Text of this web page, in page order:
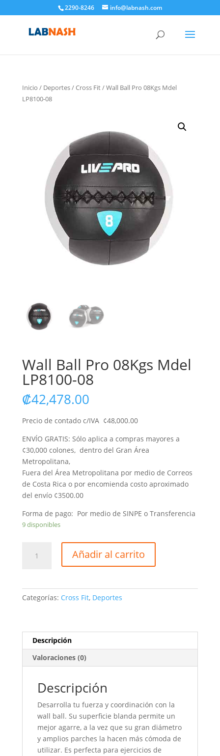
2290-8246 info@labnash.com
Inicio / Deportes/Cross Fit/ Wall Ball Pro 08Kgs Mdel
LP8100-08
Wall Ball Pro 08Kgs Mdel
LP8100-08
₡42,478.00
Precio de contado c/IVA ¢48,000.00
ENVÍO GRATIS: Sólo aplica a compras mayores a
¢30,000 colones, dentro del Gran Área
Metropolitana,
Fuera del Área Metropolitana por medio de Correos
de Costa Rica o por encomienda costo aproximado
del envío ¢3500.00
Forma de pago: Por medio de SINPE o Transferencia
9 disponibles
LP8100-
Añadir al carrito
Categorías: Cross Fit, Deportes
Descripción
Valoraciones (0)
Descripción
Desarrolla tu fuerza y coordinación con la
wall ball. Su superficie blanda permite un
mejor agarre, a la vez que su gran diámetro
y amplios parches la hacen más cómoda de
utilizar. Es perfecta para ejercicios de